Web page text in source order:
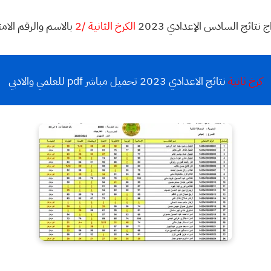
نتائج السادس الإعدادي 2023 الكرخ الثانية /2 بالاسم والرقم
كرخ ثانيةنتائج الاعدادي 2023 تحميل مباشر pdf للعلمي والادبي